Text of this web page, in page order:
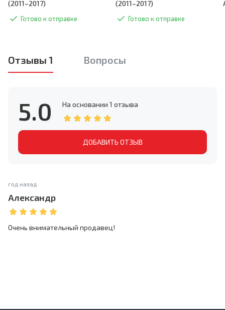
(2011–2017)
Готово к отправке
(2011–2017)
Готово к отправке
Отзывы 1 Вопросы
5.0 На основании 1 отзыва
ДОБАВИТЬ ОТЗЫВ
год назад
Александр
Очень внимательный продавец!